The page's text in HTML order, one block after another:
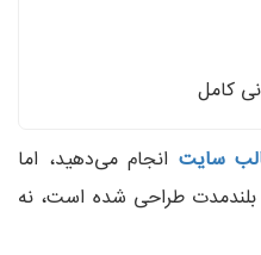
کامل
سایت انجام می‌دهید، اما
بلندمدت طراحی شده است، نه